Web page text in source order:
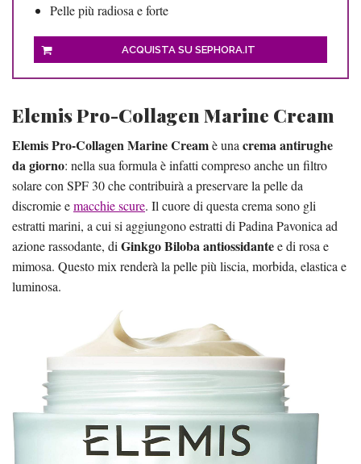
Pelle più radiosa e forte
ACQUISTA SU SEPHORA.IT
Elemis Pro-Collagen Marine Cream
Elemis Pro-Collagen Marine Creamè una crema antirughe
da giorno: nella sua formula è infatti compreso anche un filtro
solare con SPF 30 che contribuirà a preservare la pelle da
discromie emacchie scure. Il cuore di questa crema sono gli
estratti marini, a cui si aggiungono estratti di Padina Pavonica ad
azione rassodante, di Ginkgo Biloba antiossidantee di rosa e
mimosa. Questo mix renderà la pelle più liscia, morbida, elastica e
luminosa.